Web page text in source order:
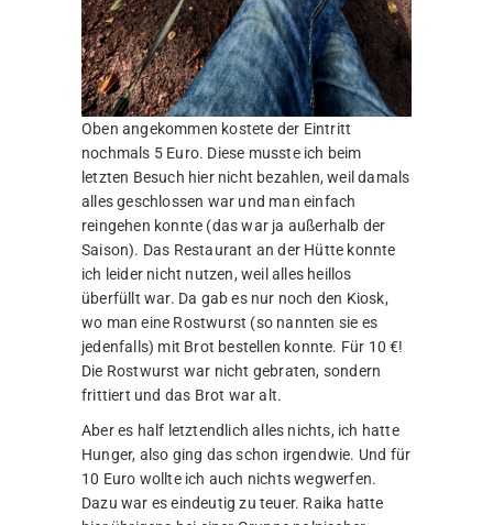
Oben angekommen kostete der Eintritt
nochmals 5 Euro. Diese musste ich beim
letzten Besuch hier nicht bezahlen, weil damals
alles geschlossen war und man einfach
reingehen konnte (das war ja außerhalb der
Saison). Das Restaurant an der Hütte konnte
ich leider nicht nutzen, weil alles heillos
überfüllt war. Da gab es nur noch den Kiosk,
wo man eine Rostwurst (so nannten sie es
jedenfalls) mit Brot bestellen konnte. Für 10 €!
Die Rostwurst war nicht gebraten, sondern
frittiert und das Brot war alt.
Aber es half letztendlich alles nichts, ich hatte
Hunger, also ging das schon irgendwie. Und für
10 Euro wollte ich auch nichts wegwerfen.
Dazu war es eindeutig zu teuer. Raika hatte